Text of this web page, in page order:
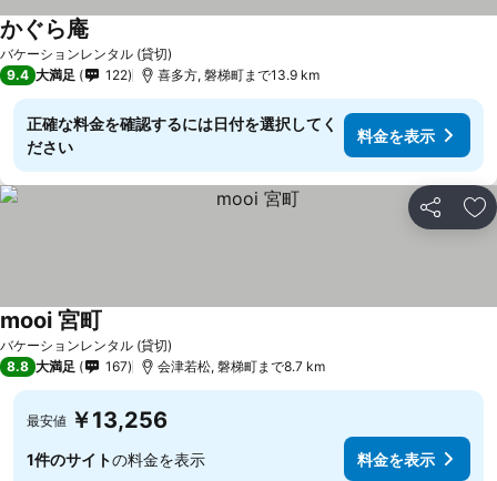
バケーションレンタル (貸切)
かぐら庵
9.4 大満足 122 喜多方, 磐梯町まで13.9 km
正確な料金を確認するには日付を選択してく
ださい
料金を表示
シェア お
バケーションレンタル (貸切)
mooi 宮町
8.8 大満足 167 会津若松, 磐梯町まで8.7 km
最安値 ￥13,256
1件のサイトの料金を表示 料金を表示